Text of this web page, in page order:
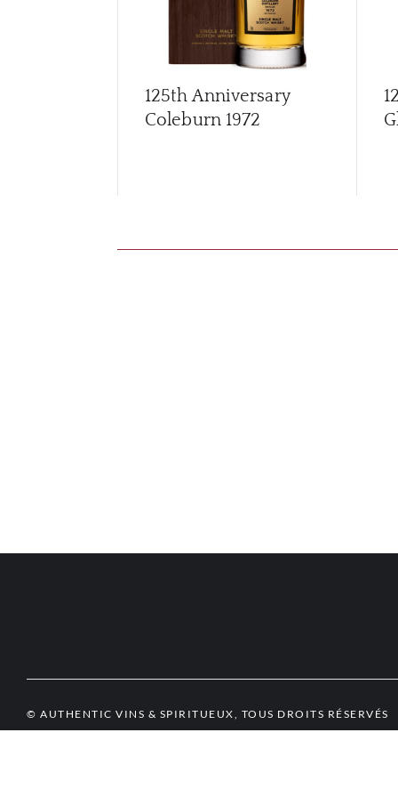
125th Anniversary
Coleburn 1972
© AUTHENTIC VINS & SPIRITUEUX, TOUS DROITS RÉSERVÉS